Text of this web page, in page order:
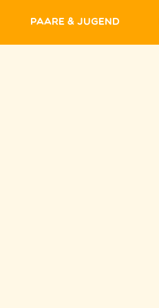
Paare & Jugend